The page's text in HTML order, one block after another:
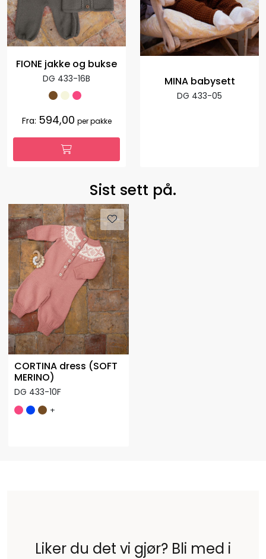
FIONE jakke og bukse
DG 433-16B
Fra: 594,00 per pakke
MINA babysett
DG 433-05
Sist sett på.
CORTINA dress (SOFT
MERINO)
DG 433-10F
+
Liker du det vi gjør? Bli med i